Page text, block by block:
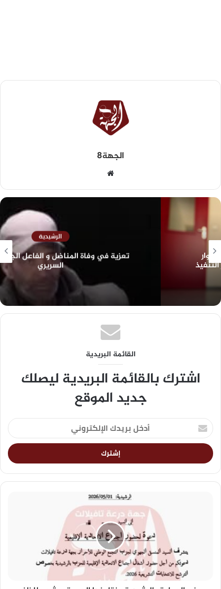
الجهة8
تعزية في وفاة المناضل و الفاعل الجمعوي حسن
السريري
القائمة البريدية
اشترك بالقائمة البريدية ليصلك
جديد الموقع